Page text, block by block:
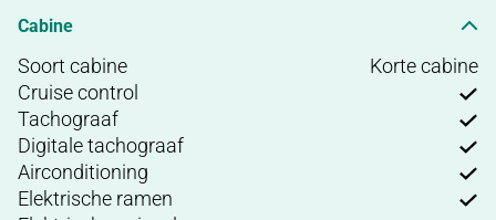
Cabine
Soort cabine
Korte cabine
Cruise control
Tachograaf
Digitale tachograaf
Airconditioning
Elektrische ramen